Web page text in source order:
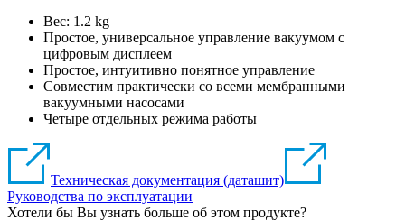
Вес: 1.2 kg
Простое, универсальное управление вакуумом с
цифровым дисплеем
Простое, интуитивно понятное управление
Совместим практически со всеми мембранными
вакуумными насосами
Четыре отдельных режима работы
Техническая документация (даташит)
Руководства по эксплуатации
Хотели бы Вы узнать больше об этом продукте?